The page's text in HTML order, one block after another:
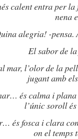
calent entra per
nena
alegria! -pensa.
El sabor de
mar, l’olor de la
jugant amb
és calma i plana
l’únic soroll
és fosca i clara
on el temps